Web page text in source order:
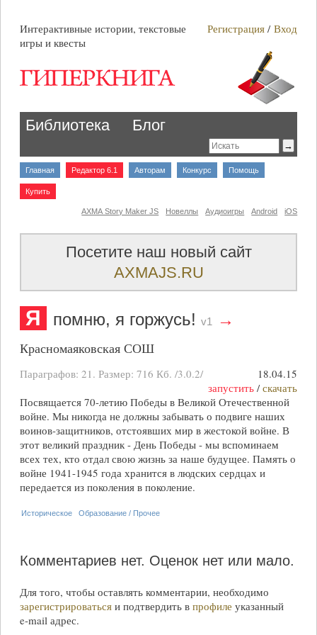
Интерактивные истории, текстовые
игры и квесты
Регистрация /Вход
Библиотека Блог
Главная Редактор 6.1 Авторам Конкурс Помощь
Купить
iOS
Android
Аудиоигры
Новеллы
AXMA Story Maker JS
Посетите наш новый сайт
AXMAJS.RU
Я помню, я горжусь! v1 →
Красномаяковская СОШ
Параграфов: 21. Размер: 716 Кб. /3.0.2/
18.04.15
запустить /скачать
Посвящается 70-летию Победы в Великой Отечественной
войне. Мы никогда не должны забывать о подвиге наших
воинов-защитников, отстоявших мир в жестокой войне. В
этот великий праздник - День Победы - мы вспоминаем
всех тех, кто отдал свою жизнь за наше будущее. Память о
войне 1941-1945 года хранится в людских сердцах и
передается из поколения в поколение.
Историческое Образование / Прочее
Комментариев нет. Оценок нет или мало.
Для того, чтобы оставлять комментарии, необходимо
зарегистрироватьсяи подтвердить в профиле указанный
e-mailадрес.